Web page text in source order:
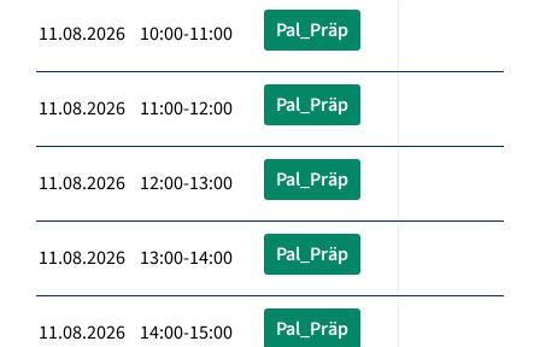
11.08.2026 10:00-11:00 Pal_Präp
11.08.2026 11:00-12:00 Pal_Präp
11.08.2026 12:00-13:00 Pal_Präp
11.08.2026 13:00-14:00 Pal_Präp
11.08.2026 14:00-15:00 Pal_Präp